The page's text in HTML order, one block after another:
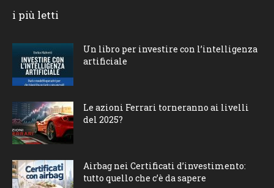
i più letti
Un libro per investire con l’intelligenza
artificiale
Le azioni Ferrari torneranno ai livelli
del 2025?
Airbag nei Certificati d’investimento:
tutto quello che c’è da sapere